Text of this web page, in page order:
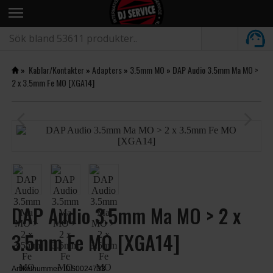
menu
» Kablar/Kontakter» Adapters » 3.5mm MO » DAP Audio 3.5mm Ma MO >
2 x 3.5mm Fe MO [XGA14]
DAP Audio 3.5mm Ma MO > 2 x
3.5mm Fe MO [XGA14]
Artikelnummer: IDS0024733